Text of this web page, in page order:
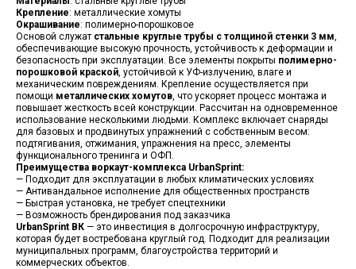
Крепление: металлические хомуты
Окрашивание: полимерно-порошковое
Основой служат стальные круглые трубы с толщиной стенки 3 мм
обеспечивающие высокую прочность, устойчивость к деформации и
безопасность при эксплуатации. Все элементы покрыты полимерно-
порошковой краской , устойчивой к УФ-излучению, влаге и
механическим повреждениям. Крепление осуществляется при
помощи металлических хомутов , что ускоряет процесс монтажа и
повышает жесткость всей конструкции. Рассчитан на одновременное
использование несколькими людьми. Комплекс включает снаряды
для базовых и продвинутых упражнений с собственным весом:
подтягивания, отжимания, упражнения на пресс, элементы
функционального тренинга и ОФП.
Преимущества воркаут-комплекса UrbanSprint:
— Подходит для эксплуатации в любых климатических условиях
— Антивандальное исполнение для общественных пространств
— Быстрая установка, не требует спецтехники
— Возможность брендирования под заказчика
UrbanSprint ВК — это инвестиция в долгосрочную инфраструктуру,
которая будет востребована круглый год. Подходит для реализации
муниципальных программ, благоустройства территорий и
коммерческих объектов.